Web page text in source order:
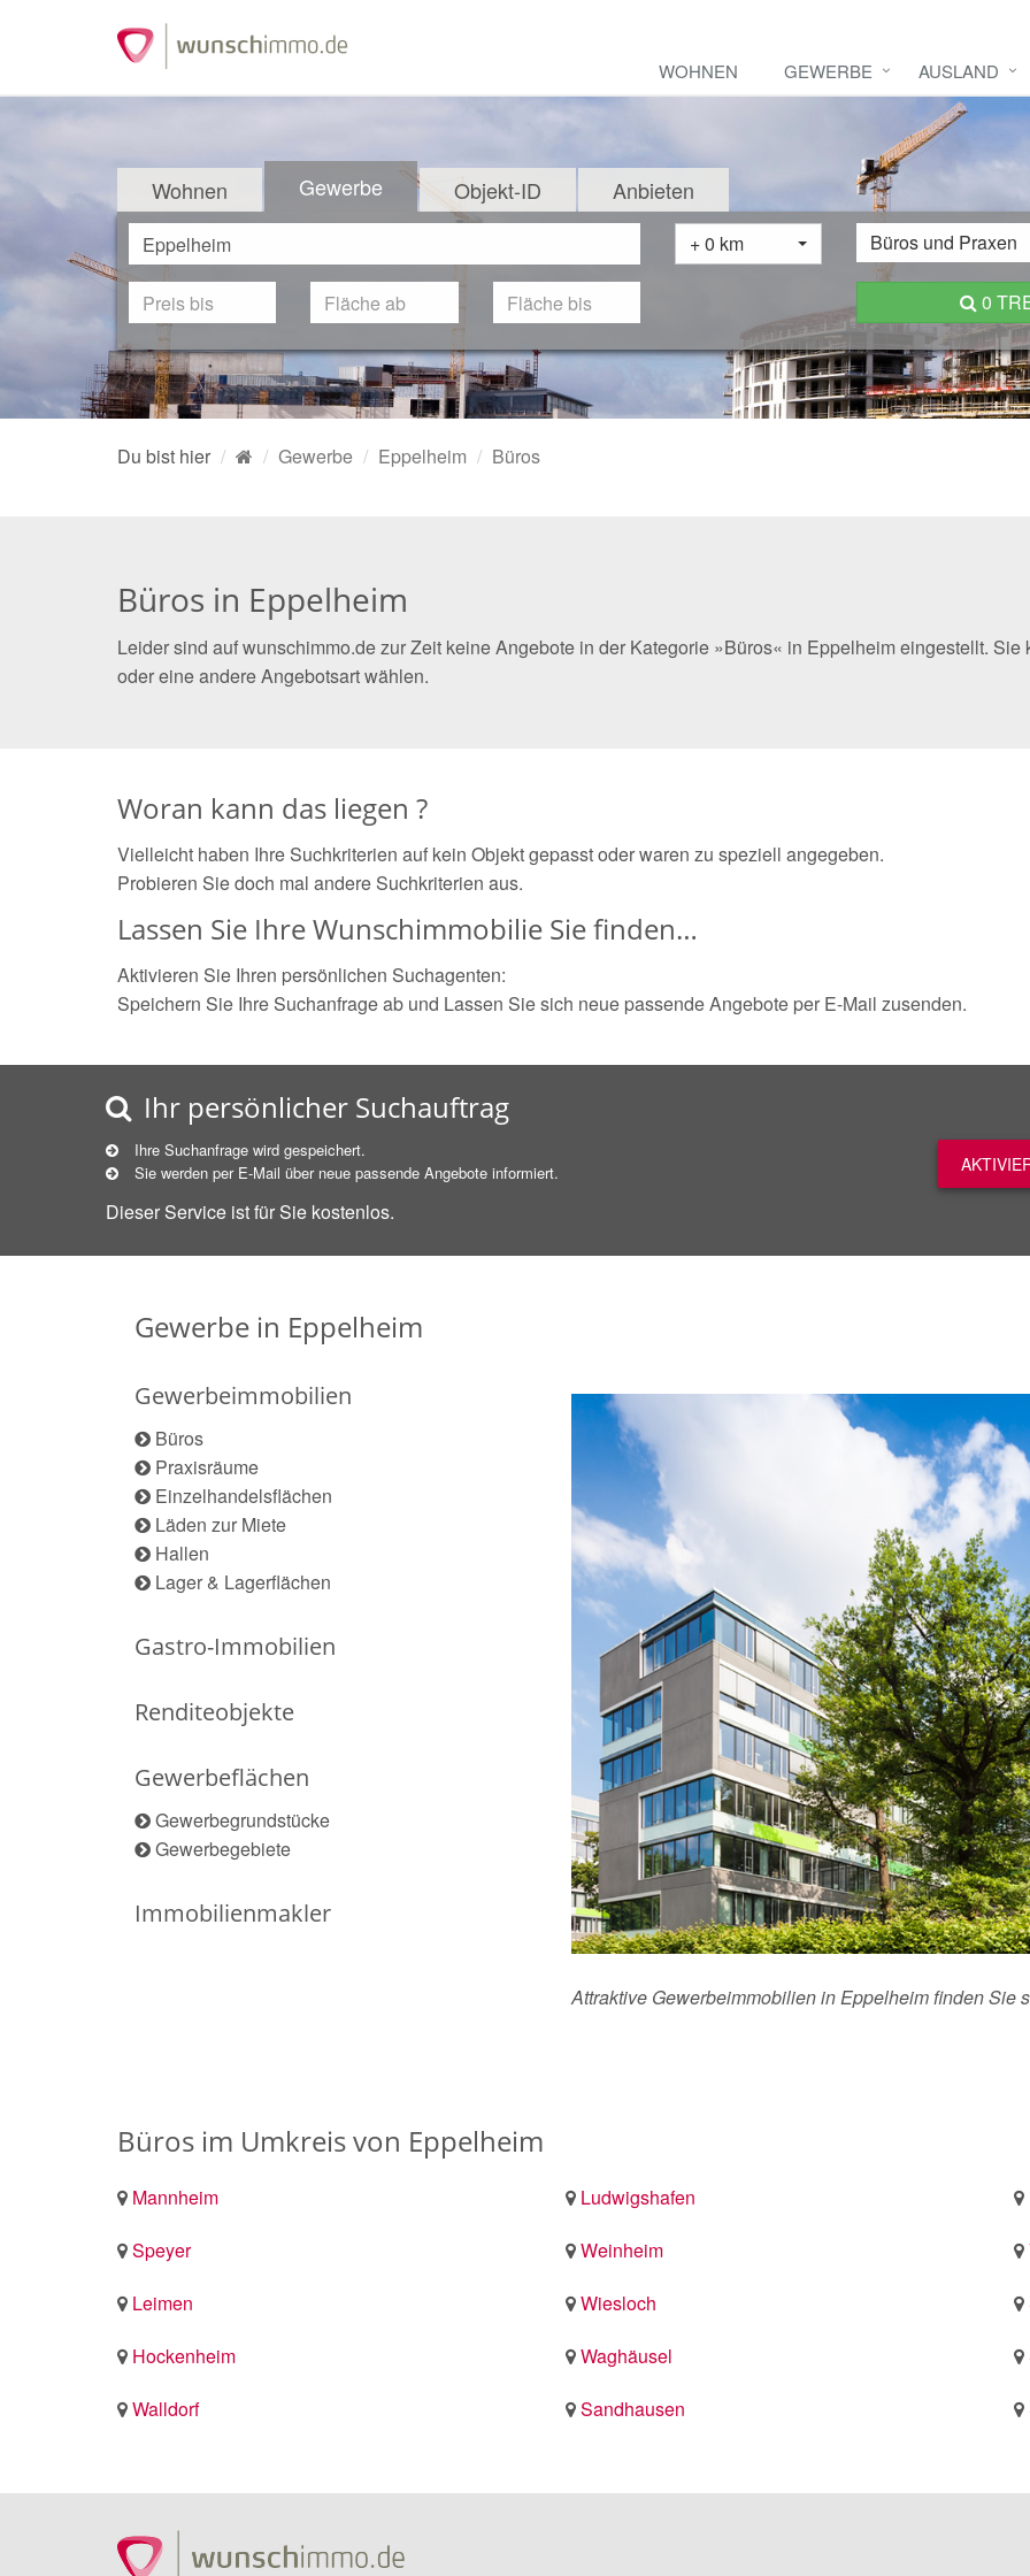
WOHNEN GEWERBE AUSLAND
Wohnen Gewerbe Objekt-ID Anbieten
+ 0 km Büros und Praxen
0
Du bist hier Gewerbe Eppelheim Büros
Büros in Eppelheim
Leider sind auf wunschimmo.de zur Zeit keine Angebote in der Kategorie »Büros« in Eppelheim eingestellt.
oder eine andere Angebotsart wählen.
Woran kann das liegen ?
Vielleicht haben Ihre Suchkriterien auf kein Objekt gepasst oder waren zu speziell angegeben.
Probieren Sie doch mal andere Suchkriterien aus.
Lassen Sie Ihre Wunschimmobilie Sie finden…
Aktivieren Sie Ihren persönlichen Suchagenten:
Speichern Sie Ihre Suchanfrage ab und Lassen Sie sich neue passende Angebote per E-Mail zusenden.
Ihr persönlicher Suchauftrag
Ihre Suchanfrage wird gespeichert.
Sie werden per E-Mail über neue passende Angebote informiert.
Dieser Service ist für Sie kostenlos.
Gewerbe in Eppelheim
Gewerbeimmobilien
Büros
Praxisräume
Einzelhandelsflächen
Läden zur Miete
Hallen
Lager & Lagerflächen
Gastro-Immobilien
Renditeobjekte
Gewerbeflächen
Gewerbegrundstücke
Gewerbegebiete
Immobilienmakler
Attraktive Gewerbeimmobilien in Eppelheim finden Sie
Büros im Umkreis von Eppelheim
Mannheim Ludwigshafen
Speyer
Weinheim
Leimen
Wiesloch
Hockenheim
Waghäusel
Walldorf
Sandhausen